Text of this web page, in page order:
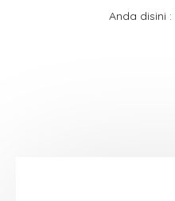
Anda disini :